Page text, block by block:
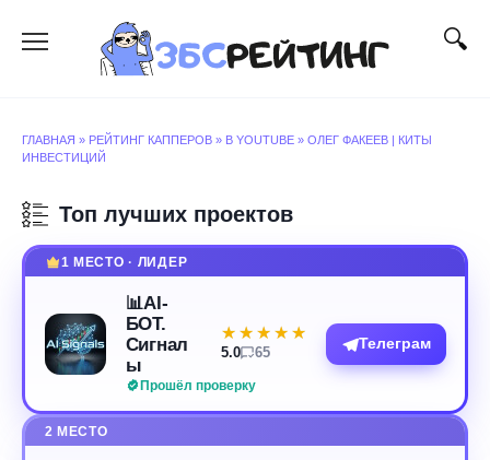
содержанию
ГЛАВНАЯ » РЕЙТИНГ КАППЕРОВ » В YOUTUBE » ОЛЕГ ФАКЕЕВ | КИТЫ
ИНВЕСТИЦИЙ
Топ лучших проектов
1 МЕСТО · ЛИДЕР
📊AI-
БОТ.
Сигнал
ы
Прошёл проверку
★★★★★
★★★★★
5.0 65
Телеграм
2 МЕСТО